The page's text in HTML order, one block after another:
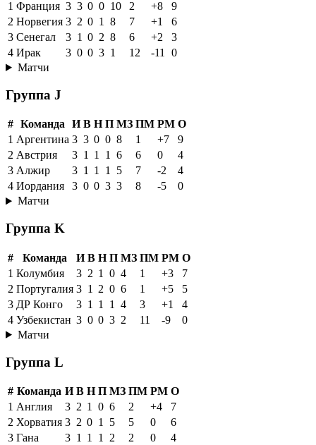
1 Франция 3 3 0 0 10 2 +8
9
2 Норвегия 3 2 0 1 8 7 +1
6
3 Сенегал 3 1 0 2 8 6 +2
3
4 Ирак 3 0 0 3 1 12 -11
0
Матчи
Группа J
# Команда И В Н П МЗ ПМ РМ О
1 Аргентина 3 3 0 0 8 1 +7
9
2 Австрия 3 1 1 1 6 6 0
4
3 Алжир 3 1 1 1 5 7 -2
4
4 Иордания 3 0 0 3 3 8 -5
0
Матчи
Группа K
# Команда И В Н П МЗ ПМ РМ О
1 Колумбия 3 2 1 0 4 1 +3
7
2 Португалия 3 1 2 0 6 1 +5
5
3 ДР Конго 3 1 1 1 4 3 +1
4
4 Узбекистан 3 0 0 3 2 11 -9
0
Матчи
Группа L
# Команда И В Н П МЗ ПМ РМ О
1 Англия 3 2 1 0 6 2 +4
7
2 Хорватия 3 2 0 1 5 5 0
6
3 Гана 3 1 1 1 2 2 0
4